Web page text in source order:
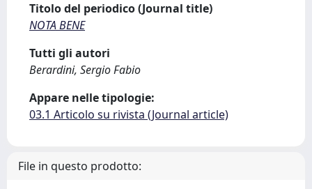
Titolo del periodico (Journal title)
NOTA BENE
Tutti gli autori
Berardini, Sergio Fabio
Appare nelle tipologie:
03.1 Articolo su rivista (Journal article)
File in questo prodotto: